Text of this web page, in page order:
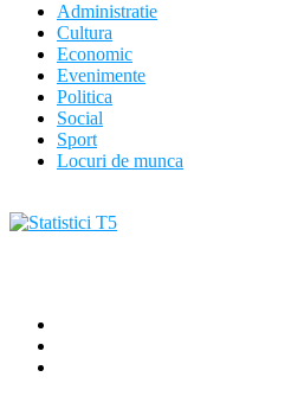
Administratie
Cultura
Economic
Evenimente
Politica
Social
Sport
Locuri de munca